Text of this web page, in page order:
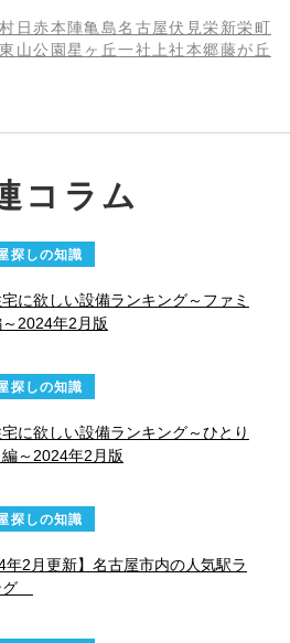
日赤本陣亀島名古屋伏見栄新栄町
東山公園星ヶ丘一社上社本郷藤が丘
コラム
探しの知識
に欲しい設備ランキング～ファミ
～2024年2月版
探しの知識
に欲しい設備ランキング～ひとり
～2024年2月版
探しの知識
年2月更新】名古屋市内の人気駅ラ
グ